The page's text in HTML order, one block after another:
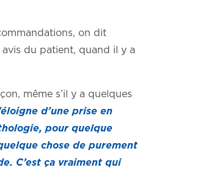
on dit
du patient, quand il y a
même s’il y a quelques
d’une prise en
pour quelque
chose de purement
C’est ça vraiment qui